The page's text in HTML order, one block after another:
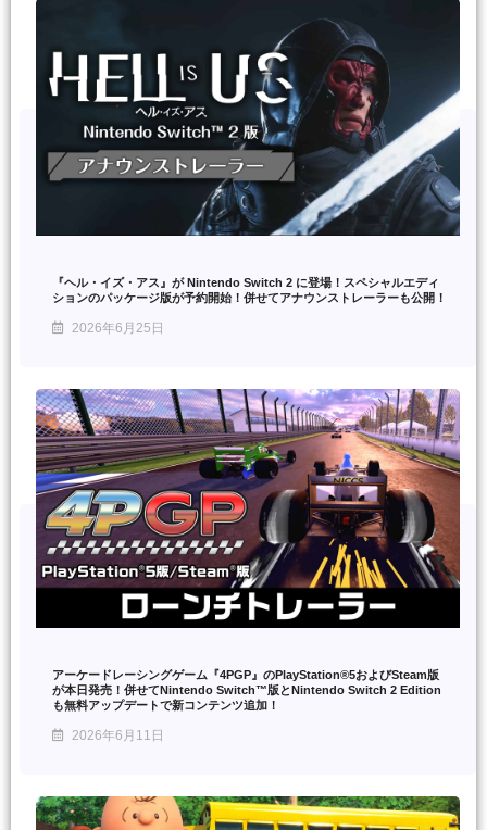
『ヘル・イズ・アス』が Nintendo Switch 2 に登場！スペシャルエディ
ションのパッケージ版が予約開始！併せてアナウンストレーラーも公開！
2026年6月25日
アーケードレーシングゲーム『4PGP』のPlayStation®5およびSteam版
が本日発売！併せてNintendo Switch™版とNintendo Switch 2 Edition
も無料アップデートで新コンテンツ追加！
2026年6月11日